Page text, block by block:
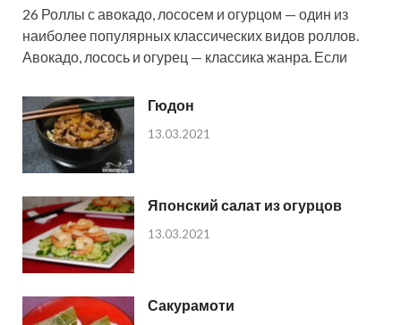
26 Роллы с авокадо, лососем и огурцом — один из
наиболее популярных классических видов роллов.
Авокадо, лосось и огурец — классика жанра. Если
Гюдон
13.03.2021
Японский салат из огурцов
13.03.2021
Сакурамоти